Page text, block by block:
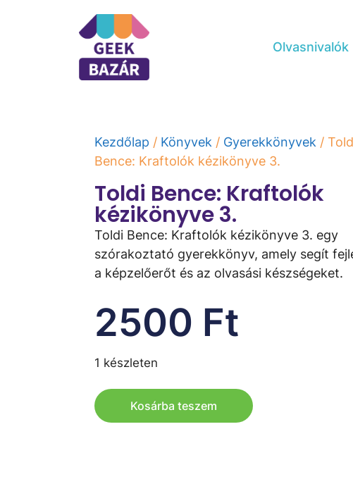
Olvasnivalók
Kezdőlap / Könyvek / Gyerekkönyvek /
Bence: Kraftolók ​kézikönyve 3.
Toldi Bence: Kraftolók ​
kézikönyve 3.
Toldi Bence: Kraftolók ​kézikönyve 3. egy
szórakoztató gyerekkönyv, amely segít
a képzelőerőt és az olvasási készségeket.
2500 Ft
1 készleten
Kosárba teszem